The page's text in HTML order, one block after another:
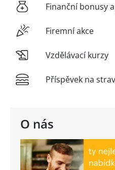
O nás
Finanční bonusy
Firemní akce
Vzdělávací kurzy
Příspěvek na